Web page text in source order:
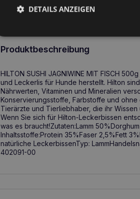
Produktbeschreibung
HILTON SUSHI JAGNIWINE MIT FISCH
und Leckerlis für Hunde herstellt. Hilton
Nährwerten, Vitaminen und Mineralien
Konservierungsstoffe, Farbstoffe und
Tierärzte und Tierliebhaber, die ihr
Wenn Sie sich für Hilton-Leckerbissen
was es braucht!Zutaten:Lamm
Inhaltsstoffe:Protein 35%Faser 2,5%Fett
natürliche LeckerbissenTyp:
402091-00
DETAILS ANZEIGEN